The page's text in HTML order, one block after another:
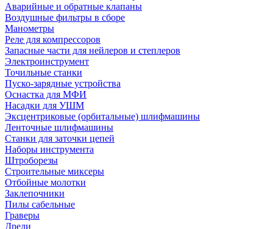
Аварийные и обратные клапаны
Воздушные фильтры в сборе
Манометры
Реле для компрессоров
Запасные части для нейлеров и степлеров
Электроинструмент
Точильные станки
Пуско-зарядные устройства
Оснастка для МФИ
Насадки для УШМ
Эксцентриковые (орбитальные) шлифмашины
Ленточные шлифмашины
Станки для заточки цепей
Наборы инструмента
Штроборезы
Строительные миксеры
Отбойные молотки
Заклепочники
Пилы сабельные
Граверы
Дрели